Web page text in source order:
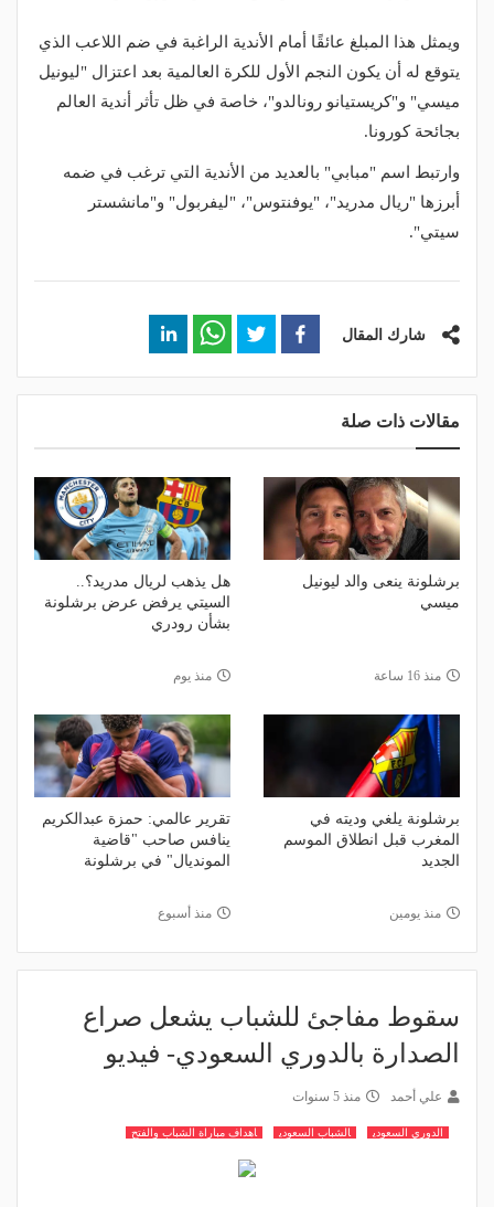
ويمثل هذا المبلغ عائقًا أمام الأندية الراغبة في ضم اللاعب الذي
يتوقع له أن يكون النجم الأول للكرة العالمية بعد اعتزال "ليونيل
ميسي" و"كريستيانو رونالدو"، خاصة في ظل تأثر أندية العالم
بجائحة كورونا.
وارتبط اسم "مبابي" بالعديد من الأندية التي ترغب في ضمه
أبرزها "ريال مدريد"، "يوفنتوس"، "ليفربول" و"مانشستر
سيتي".
شارك المقال
مقالات ذات صلة
برشلونة ينعى والد ليونيل
ميسي
منذ 16 ساعة
هل يذهب لريال مدريد؟..
السيتي يرفض عرض برشلونة
بشأن رودري
منذ يوم
برشلونة يلغي وديته في
المغرب قبل انطلاق الموسم
الجديد
منذ يومين
تقرير عالمي: حمزة عبدالكريم
ينافس صاحب "قاضية
المونديال" في برشلونة
منذ أسبوع
سقوط مفاجئ للشباب يشعل صراع
الصدارة بالدوري السعودي- فيديو
علي أحمد منذ 5 سنوات
الدوري السعودي الشباب السعودي اهداف مباراة الشباب والفتح